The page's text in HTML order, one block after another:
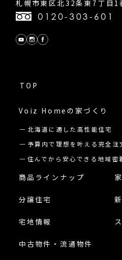
札幌市東区北32条東7丁目1
0120-303-601
TOP
Voiz Homeの 家づくり
北海道に適した高性能住宅
予算内で理想を叶える完全
住んでから安心できる地域密
商品ラインナップ
分譲住宅
宅地情報
中古物件・流通物件